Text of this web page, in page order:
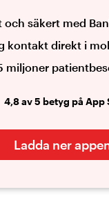
och säkert med
kontakt direkt i
miljoner
4,8 av 5 betyg på App
Ladda ner